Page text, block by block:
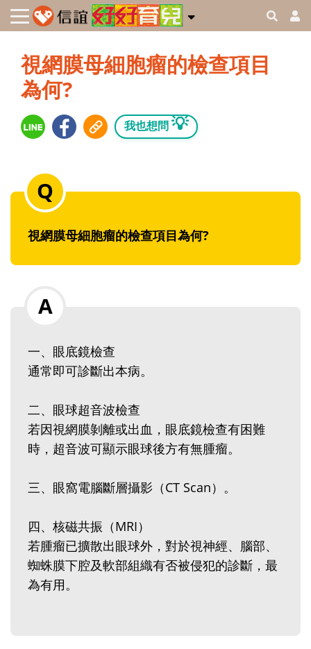
視網膜母細胞瘤的檢查項目
為何?
我也想問 💡
視網膜母細胞瘤的檢查項目為何?
一、眼底鏡檢查
通常即可診斷出本病。
二、眼球超音波檢查
若因視網膜剝離或出血，眼底鏡檢查有困難
時，超音波可顯示眼球後方有無腫瘤。
三、眼窩電腦斷層攝影（CT Scan）。
四、核磁共振（MRI）
若腫瘤已擴散出眼球外，對於視神經、腦部、
蜘蛛膜下腔及軟部組織有否被侵犯的診斷，最
為有用。